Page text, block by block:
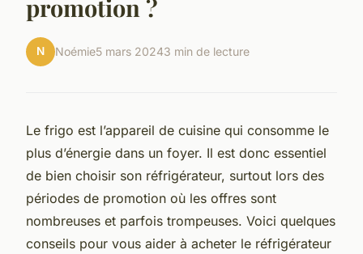
promotion ?
N Noémie5 mars 20243 min de lecture
Le frigo est l’appareil de cuisine qui consomme le
plus d’énergie dans un foyer. Il est donc essentiel
de bien choisir son réfrigérateur, surtout lors des
périodes de promotion où les offres sont
nombreuses et parfois trompeuses. Voici quelques
conseils pour vous aider à acheter le réfrigérateur